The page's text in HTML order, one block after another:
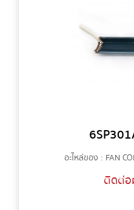
อะไหล่ของ : FAN
ติดต่อ